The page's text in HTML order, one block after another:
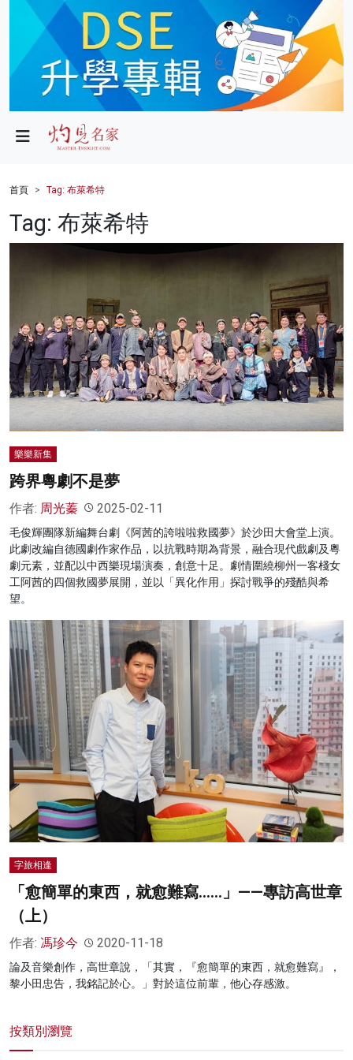
政局
財經
健康
商業
影片
名家榜
首頁 Tag: 布萊希特
Tag: 布萊希特
樂樂新集
跨界粵劇不是夢
作者: 周光蓁 2025-02-11
毛俊輝團隊新編舞台劇《阿茜的誇啦啦救國夢》於沙田大會堂上演。
此劇改編自德國劇作家作品，以抗戰時期為背景，融合現代戲劇及粵
劇元素，並配以中西樂現場演奏，創意十足。劇情圍繞柳州一客棧女
工阿茜的四個救國夢展開，並以「異化作用」探討戰爭的殘酷與希
望。
字旅相逢
「愈簡單的東西，就愈難寫……」——專訪高世章
（上）
作者: 馮珍今 2020-11-18
論及音樂創作，高世章說，「其實，『愈簡單的東西，就愈難寫』，
黎小田忠告，我銘記於心。」對於這位前輩，他心存感激。
按類別瀏覽